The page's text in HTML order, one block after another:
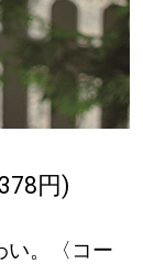
円)
い。〈コー